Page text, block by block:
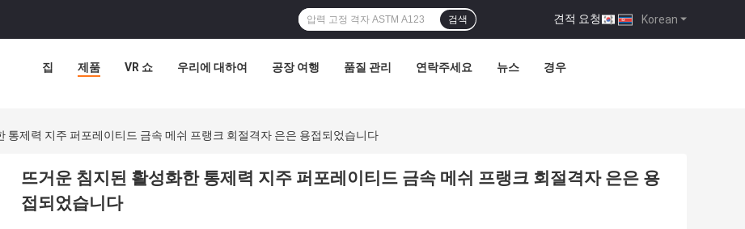
Korean
견적 요청 |
검색
집 제품 VR 쇼 우리에 대하여 공장 여행 품질 관리 연락주세요 뉴스 경우
통제력 지주 퍼포레이티드 금속 메쉬 프랭크 회절격자 은은 용접되었습니다
뜨거운 침지된 활성화한 통제력 지주 퍼포레이티드 금속 메쉬 프랭크 회절격자 은은 용
접되었습니다